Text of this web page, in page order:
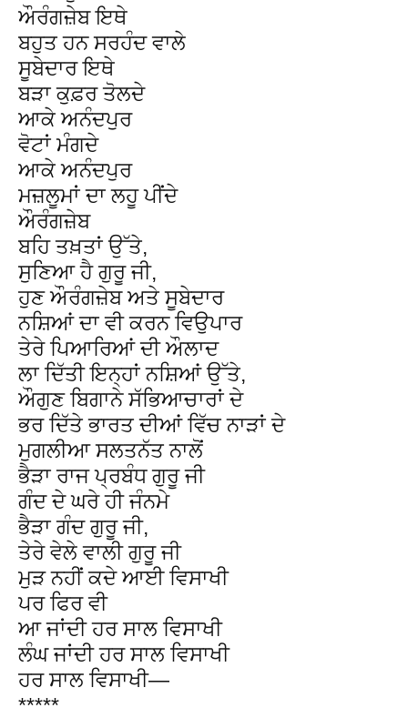
ਔਰੰਗਜ਼ੇਬ ਇਥੇ
ਬਹੁਤ ਹਨ ਸਰਹੰਦ ਵਾਲੇ
ਸੂਬੇਦਾਰ ਇਥੇ
ਬੜਾ ਕੁਫ਼ਰ ਤੋਲਦੇ
ਆਕੇ ਅਨੰਦਪੁਰ
ਵੋਟਾਂ ਮੰਗਦੇ
ਆਕੇ ਅਨੰਦਪੁਰ
ਮਜ਼ਲੂਮਾਂ ਦਾ ਲਹੂ ਪੀਂਦੇ
ਔਰੰਗਜ਼ੇਬ
ਬਹਿ ਤਖ਼ਤਾਂ ਉੱਤੇ,
ਸੁਣਿਆ ਹੈ ਗੁਰੂ ਜੀ,
ਹੁਣ ਔਰੰਗਜ਼ੇਬ ਅਤੇ ਸੂਬੇਦਾਰ
ਨਸ਼ਿਆਂ ਦਾ ਵੀ ਕਰਨ ਵਿਉਪਾਰ
ਤੇਰੇ ਪਿਆਰਿਆਂ ਦੀ ਔਲਾਦ
ਲਾ ਦਿੱਤੀ ਇਨ੍ਹਾਂ ਨਸ਼ਿਆਂ ਉੱਤੇ,
ਔਗੁਣ ਬਿਗਾਨੇ ਸੱਭਿਆਚਾਰਾਂ ਦੇ
ਭਰ ਦਿੱਤੇ ਭਾਰਤ ਦੀਆਂ ਵਿੱਚ ਨਾੜਾਂ ਦੇ
ਮੁਗਲੀਆ ਸਲਤਨੱਤ ਨਾਲੋਂ
ਭੈੜਾ ਰਾਜ ਪ੍ਰਬੰਧ ਗੁਰੂ ਜੀ
ਗੰਦ ਦੇ ਘਰੇ ਹੀ ਜੰਨਮੇ
ਭੈੜਾ ਗੰਦ ਗੁਰੂ ਜੀ,
ਤੇਰੇ ਵੇਲੇ ਵਾਲੀ ਗੁਰੂ ਜੀ
ਮੁੜ ਨਹੀਂ ਕਦੇ ਆਈ ਵਿਸਾਖੀ
ਪਰ ਫਿਰ ਵੀ
ਆ ਜਾਂਦੀ ਹਰ ਸਾਲ ਵਿਸਾਖੀ
ਲੰਘ ਜਾਂਦੀ ਹਰ ਸਾਲ ਵਿਸਾਖੀ
ਹਰ ਸਾਲ ਵਿਸਾਖੀ—
*****